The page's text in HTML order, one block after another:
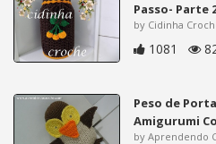
Passo- Parte
by Cidinha
1081
Peso de
Amigurumi
by Aprendendo